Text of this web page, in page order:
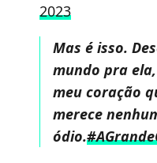
2023
Mas é isso.
mundo pra
meu coração
merece
ódio.